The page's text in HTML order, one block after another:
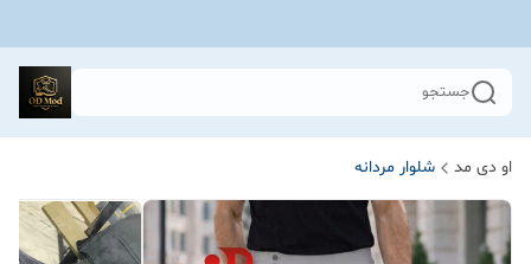
جستجو
او دی مد شلوار مردانه